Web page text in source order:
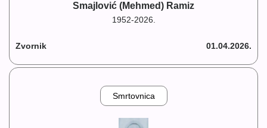
Smajlović (Mehmed) Ramiz
1952-2026.
Zvornik 01.04.2026.
Smrtovnica